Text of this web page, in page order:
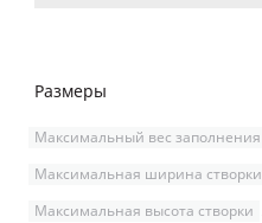
Размеры
Максимальный вес заполнения
Максимальная ширина створки
Максимальная высота створки